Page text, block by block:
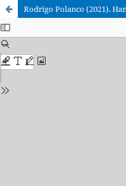
Rodrigo Polanco (2021).